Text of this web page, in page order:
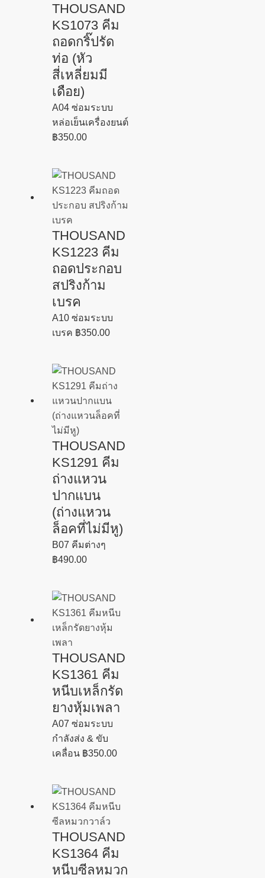
THOUSAND
KS1073 คีม
ถอดกริ๊ปรัด
ท่อ (หัว
สี่เหลี่ยมมี
เดือย)
A04 ซ่อมระบบ
หล่อเย็นเครื่องยนต์
฿350.00
THOUSAND
KS1223 คีม
ถอดประกอบ
สปริงก้าม
เบรค
A10 ซ่อมระบบ
เบรค ฿350.00
THOUSAND
KS1291 คีม
ถ่างแหวน
ปากแบน
(ถ่างแหวน
ล็อคที่ไม่มีหู)
B07 คีมต่างๆ
฿490.00
THOUSAND
KS1361 คีม
หนีบเหล็กรัด
ยางหุ้มเพลา
A07 ซ่อมระบบ
กำลังส่ง & ขับ
เคลื่อน ฿350.00
THOUSAND
KS1364 คีม
หนีบซีลหมวก